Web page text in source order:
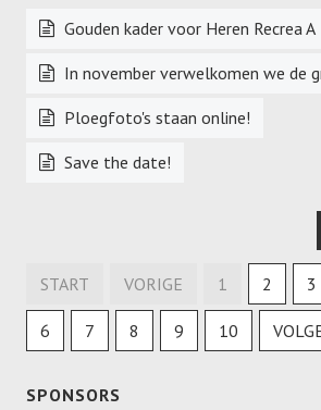
Gouden kader voor Heren Recrea A
In november verwelkomen we de
Ploegfoto's staan online!
Save the date!
START VORIGE 1 2 3
6 7 8 9 10
SPONSORS